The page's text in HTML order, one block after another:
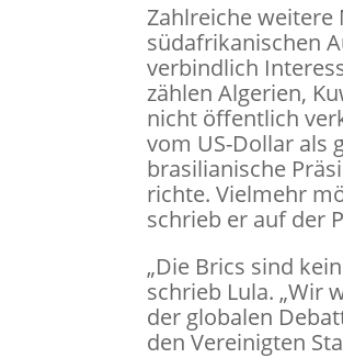
Zahlreiche
südafrikanischen
verbindlich
zählen Algerien,
nicht öffentlich
vom US-Dollar als
brasilianische
richte. Vielmehr
schrieb er auf der
„Die Brics sind kein
schrieb Lula. „Wir
der globalen
den Vereinigten